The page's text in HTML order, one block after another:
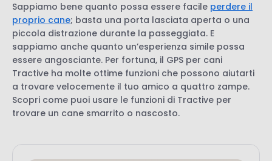
Sappiamo bene quanto possa essere facile perdere il
proprio cane; basta una porta lasciata aperta o una
piccola distrazione durante la passeggiata. E
sappiamo anche quanto un’esperienza simile possa
essere angosciante. Per fortuna, il GPS per cani
Tractive ha molte ottime funzioni che possono aiutarti
a trovare velocemente il tuo amico a quattro zampe.
Scopri come puoi usare le funzioni di Tractive per
trovare un cane smarrito o nascosto.